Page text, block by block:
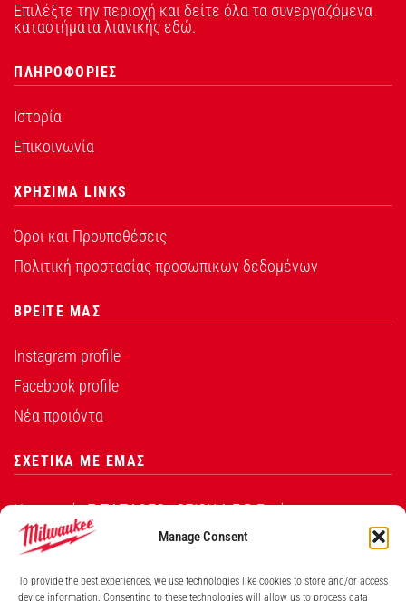
Manage Consent
To provide the best experiences, we use technologies like cookies to store and/or access
device information. Consenting to these technologies will allow us to process data
Επιλέξτε την περιοχή και δείτε όλα τα συνεργαζόμενα
καταστήματα λιανικής εδώ.
ΠΛΗΡΟΦΟΡΙΕΣ
Ιστορία
Επικοινωνία
ΧΡΗΣΙΜΑ LINKS
Όροι και Προυποθέσεις
Πολιτική προστασίας προσωπικων δεδομένων
ΒΡΕΙΤΕ ΜΑΣ
Instagram profile
Facebook profile
Νέα προιόντα
ΣΧΕΤΙΚΑ ΜΕ ΕΜΑΣ
Η εταιρεία Σ.ΠΑΠΑΘΕΟ∆ΟΣΙΟΥ Α.Ε.Β.Ε. είναι ο
εξουσιοδοτημένος αντιπρόσωπος από την Techtronic
Industries Co. Ltd για τα προϊόντα που φέρουν το
λογότυπο Milwaukee στην Ελλάδα.